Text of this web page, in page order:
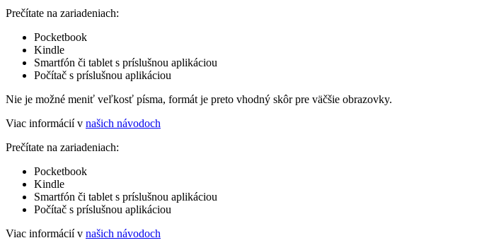
Prečítate na zariadeniach:
Pocketbook
Kindle
Smartfón či tablet s príslušnou aplikáciou
Počítač s príslušnou aplikáciou
Nie je možné meniť veľkosť písma, formát je preto vhodný skôr pre väčšie obrazovky.
Viac informácií v našich návodoch
Prečítate na zariadeniach:
Pocketbook
Kindle
Smartfón či tablet s príslušnou aplikáciou
Počítač s príslušnou aplikáciou
Viac informácií v našich návodoch